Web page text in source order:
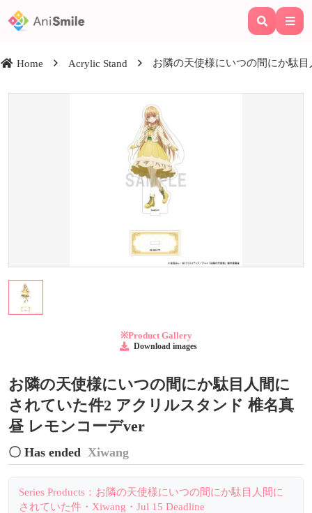
Home Acrylic Stand お隣の天使様にいつの間にか駄
※Product Gallery
Download images
お隣の天使様にいつの間にか駄目人間に
されていた件2 アクリルスタンド 椎名真
昼 レモンコーデver
〇 Has ended Xiwang
Series Products：お隣の天使様にいつの間にか駄目人間に
されていた件・Xiwang・Jul 15 Deadline